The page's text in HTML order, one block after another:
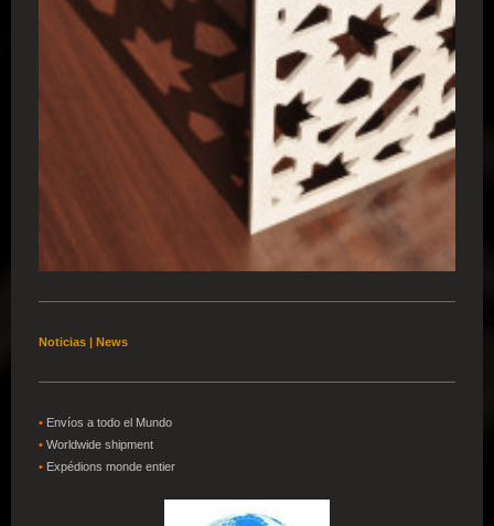
Noticias | News
• Envíos a todo el Mundo
• Worldwide shipment
• Expédions monde entier